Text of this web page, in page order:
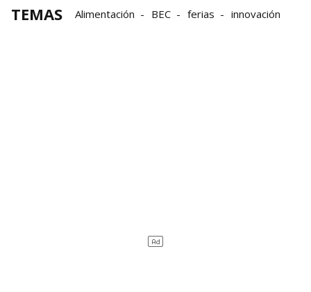
TEMAS Alimentación BEC ferias innovación